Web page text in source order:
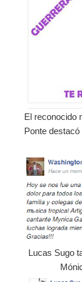
El reconocido
Ponte
Lucas Sugo